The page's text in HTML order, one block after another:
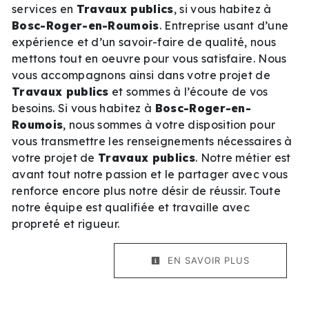
services en Travaux publics, si vous habitez à
Bosc-Roger-en-Roumois. Entreprise usant d’une
expérience et d’un savoir-faire de qualité, nous
mettons tout en oeuvre pour vous satisfaire. Nous
vous accompagnons ainsi dans votre projet de
Travaux publics et sommes à l’écoute de vos
besoins. Si vous habitez à Bosc-Roger-en-
Roumois, nous sommes à votre disposition pour
vous transmettre les renseignements nécessaires à
votre projet de Travaux publics. Notre métier est
avant tout notre passion et le partager avec vous
renforce encore plus notre désir de réussir. Toute
notre équipe est qualifiée et travaille avec
propreté et rigueur.
EN SAVOIR PLUS